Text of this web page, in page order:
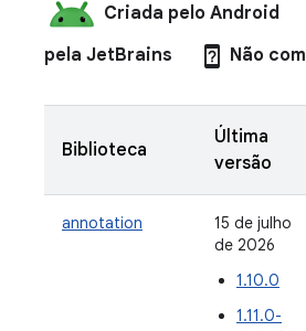
Criada pelo Android
pela JetBrains
device_unknown Não
Biblioteca
Última
versão
annotation
15 de julho
de 2026
1.10.0
1.11.0-